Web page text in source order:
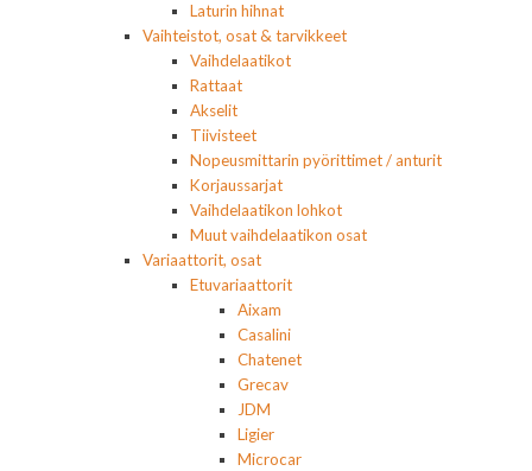
Laturin hihnat
Vaihteistot, osat & tarvikkeet
Vaihdelaatikot
Rattaat
Akselit
Tiivisteet
Nopeusmittarin pyörittimet / anturit
Korjaussarjat
Vaihdelaatikon lohkot
Muut vaihdelaatikon osat
Variaattorit, osat
Etuvariaattorit
Aixam
Casalini
Chatenet
Grecav
JDM
Ligier
Microcar